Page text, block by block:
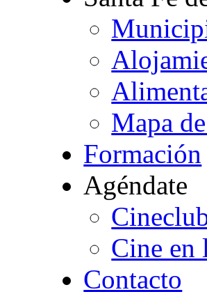
Mapa
Formación
Agéndate
Cine en
Contacto